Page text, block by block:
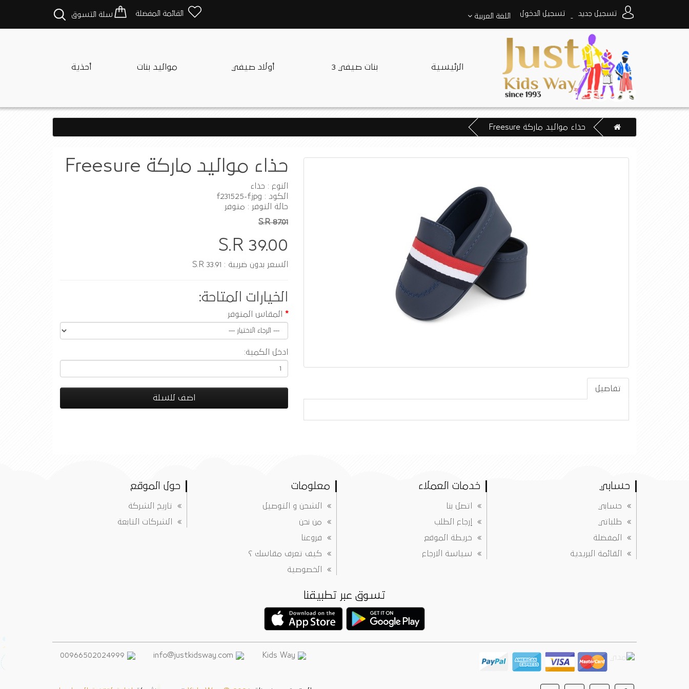
القائمة المفضلة سلة التسوق تسجيل جديد
-
تسجيل الدخول اللغة العربية
الرئيسية بنات صيفي 3 أولاد صيفي مواليد بنات أحذية
حذاء مواليد ماركة Freesure
تفاصيل
حذاء مواليد ماركة Freesure
النوع : حذاء
الكود : f231525-f.jpg
حالة التوفر : متوفر
S.R 87.01
S.R 39.00
السعر بدون ضريبة : S.R 33.91
الخيارات المتاحة:
المقاس المتوفر
ادخل الكمية:
اضف للسلة
حسابي
حسابي
طلباتي
المفضلة
القائمة البريدية
خدمات العملاء
اتصل بنا
إرجاع الطلب
خريطة الموقع
سياسة الارجاع
معلومات
الشحن و التوصيل
من نحن
فروعنا
كيف تعرف مقاسك ؟
الخصوصية
حول الموقع
تاريخ الشركة
الشركات التابعة
تسوق عبر تطبيقنا